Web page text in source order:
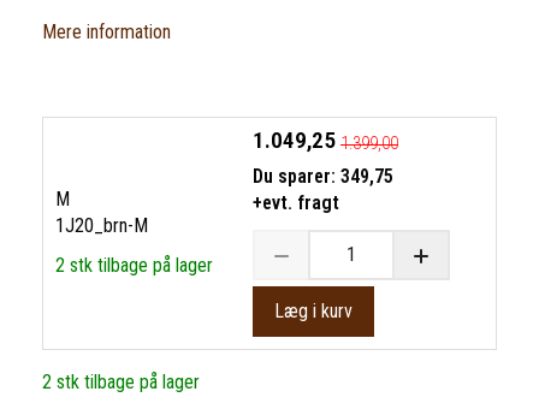
Mere information
M
1J20_brn-M
2 stk tilbage på lager
1.049,25 1.399,00
Du sparer: 349,75
+evt. fragt
Læg i kurv
2 stk tilbage på lager